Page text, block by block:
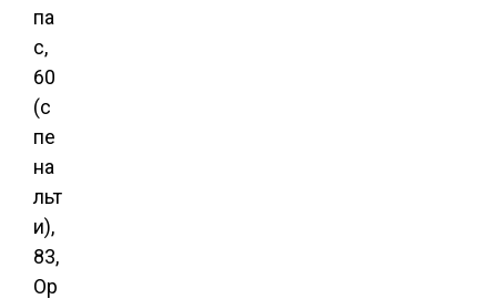
па
с,
60
(с
пе
на
льт
и),
83,
Ор